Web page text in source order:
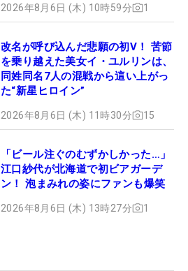
2026年8月6日 (木) 10時59分 1
改名が呼び込んだ悲願の初V！ 苦節
を乗り越えた美女イ・ユルリンは、
同姓同名7人の混戦から這い上がっ
た“新星ヒロイン”
2026年8月6日 (木) 11時30分 15
「ビール注ぐのむずかしかった…」
江口紗代が北海道で初ビアガーデ
ン！ 泡まみれの姿にファンも爆笑
2026年8月6日 (木) 13時27分 1